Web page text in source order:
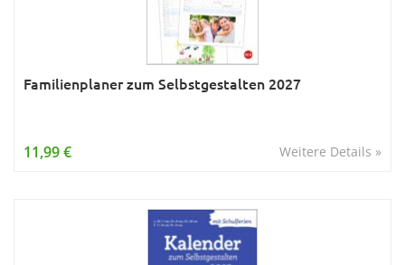
Familienplaner zum Selbstgestalten 2027
Weitere Details »
11,99 €